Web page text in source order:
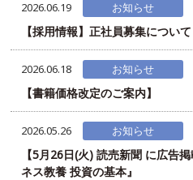
2026.06.19 お知らせ
【採用情報】正社員募集について
2026.06.18 お知らせ
【書籍価格改定のご案内】
2026.05.26 お知らせ
【5月26日(火) 読売新聞 に広告
ネス教養 投資の基本』